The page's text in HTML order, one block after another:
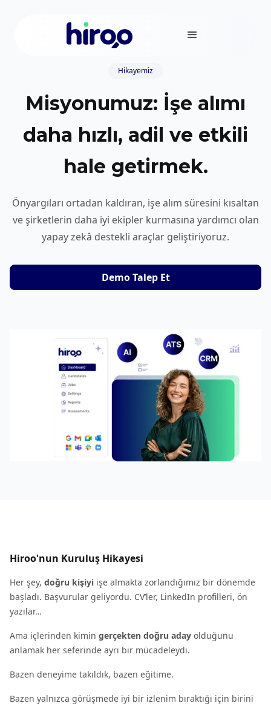
Hikayemiz
Misyonumuz: İşe alımı
daha hızlı, adil ve etkili
hale getirmek.
Önyargıları ortadan kaldıran, işe alım süresini kısaltan
ve şirketlerin daha iyi ekipler kurmasına yardımcı olan
yapay zekâ destekli araçlar geliştiriyoruz.
Demo Talep Et
Hiroo'nun Kuruluş Hikayesi
Her şey, doğru kişiyi işe almakta zorlandığımız bir dönemde
başladı. Başvurular geliyordu. CV’ler, LinkedIn profilleri, ön
yazılar…
Ama içlerinden kimin gerçekten doğru aday olduğunu
anlamak her seferinde ayrı bir mücadeleydi.
Bazen deneyime takıldık, bazen eğitime.
Bazen yalnızca görüşmede iyi bir izlenim bıraktığı için birini